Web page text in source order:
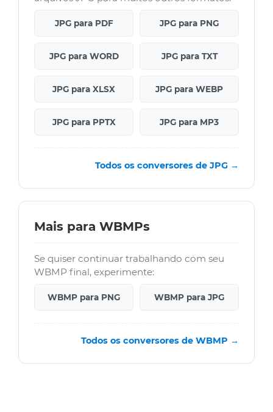
JPG para PDF JPG para PNG
JPG para WORD JPG para TXT
JPG para XLSX JPG para WEBP
JPG para PPTX JPG para MP3
Todos os conversores de JPG →
Mais para WBMPs
Se quiser continuar trabalhando com seu
WBMP final, experimente:
WBMP para PNG WBMP para JPG
Todos os conversores de WBMP →